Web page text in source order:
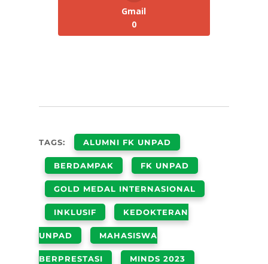
Gmail
0
TAGS: ALUMNI FK UNPAD
BERDAMPAK FK UNPAD
GOLD MEDAL INTERNASIONAL
INKLUSIF KEDOKTERAN
UNPAD MAHASISWA
BERPRESTASI MINDS 2023